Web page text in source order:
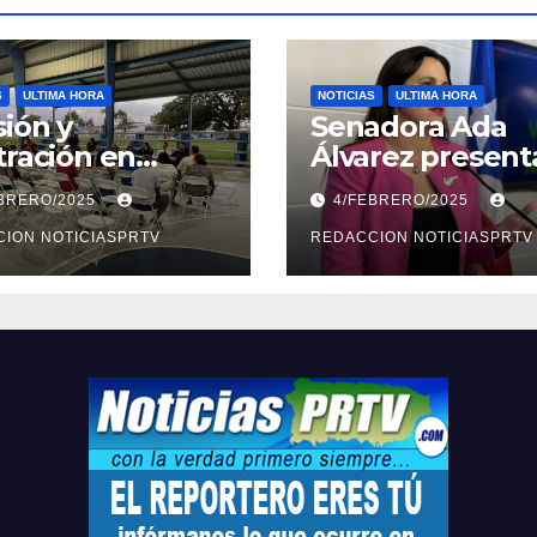
ULTIMA HORA
y
en
sobre
en
2025
NOTICIASPRTV
NOTICIAS ULTIMA HORA
Senadora Ada
Álvarez
medidas ante la
violencia en el
noviazgo
4/FEBRERO/2025
REDACCION NOTICIASPRTV